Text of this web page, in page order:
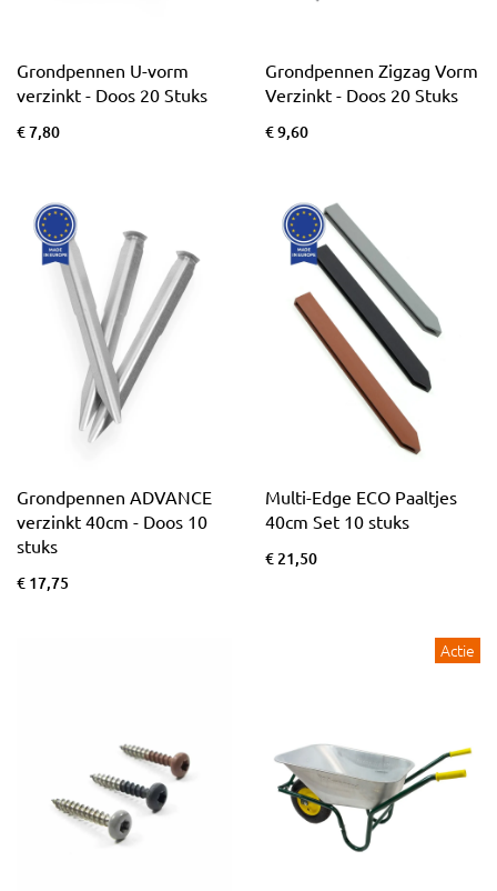
Grondpennen U-vorm
verzinkt - Doos 20 Stuks
€ 7,80
Grondpennen Zigzag Vorm
Verzinkt - Doos 20 Stuks
€ 9,60
Grondpennen ADVANCE
verzinkt 40cm - Doos 10
stuks
€ 17,75
Multi-Edge ECO Paaltjes
40cm Set 10 stuks
€ 21,50
Actie